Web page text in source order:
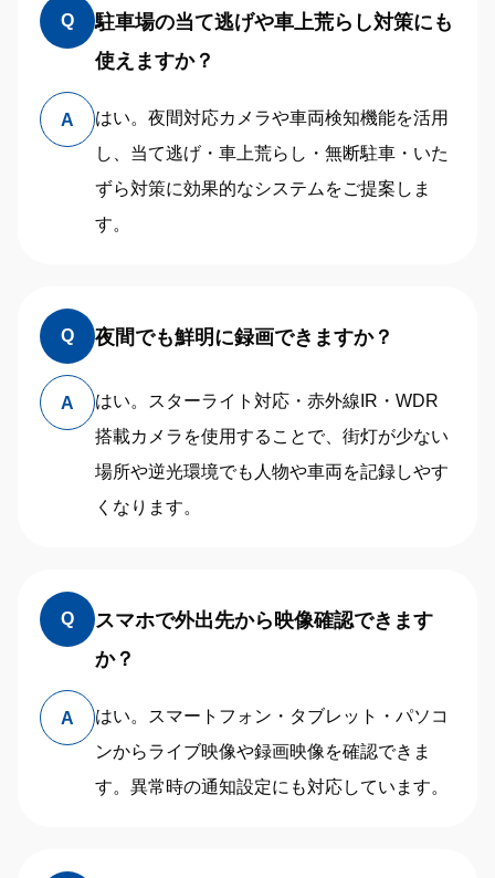
Q
駐車場の当て逃げや車上荒らし対策にも
使えますか？
A
はい。夜間対応カメラや車両検知機能を活用
し、当て逃げ・車上荒らし・無断駐車・いた
ずら対策に効果的なシステムをご提案しま
す。
Q 夜間でも鮮明に録画できますか？
A
はい。スターライト対応・赤外線IR・WDR
搭載カメラを使用することで、街灯が少ない
場所や逆光環境でも人物や車両を記録しやす
くなります。
Q
スマホで外出先から映像確認できます
か？
A
はい。スマートフォン・タブレット・パソコ
ンからライブ映像や録画映像を確認できま
す。異常時の通知設定にも対応しています。